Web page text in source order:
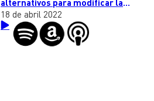
alternativos para modificar la
Constitución desde el Congreso y
la alta congestión vehicular por
Semana Santa
18 de abril 2022